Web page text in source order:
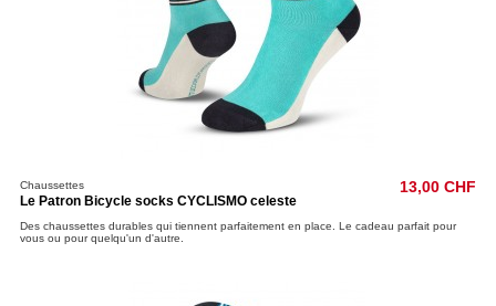
Chaussettes
Le Patron Bicycle socks CYCLISMO celeste
13,00 CHF
Des chaussettes durables qui tiennent parfaitement en place. Le cadeau parfait pour
vous ou pour quelqu'un d'autre.